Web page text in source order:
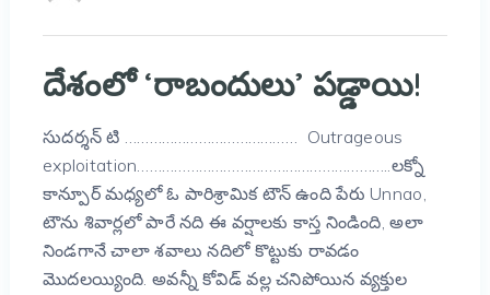
దేశంలో ‘రాబందులు’ పడ్డాయి!
సుదర్శన్ టి …………………………………… Outrageous
exploitation……………………………………………………..లక్నో
కాన్పూర్ మధ్యలో ఓ పారిశ్రామిక టౌన్ ఉంది పేరు Unnao,
టౌను శివార్లలో పారే నది ఈ వర్షాలకు కాస్త నిండింది, అలా
నిండగానే చాలా శవాలు నదిలో కొట్టుకు రావడం
మొదలయ్యింది. అవన్నీ కోవిడ్ వల్ల చనిపోయిన వ్యక్తుల